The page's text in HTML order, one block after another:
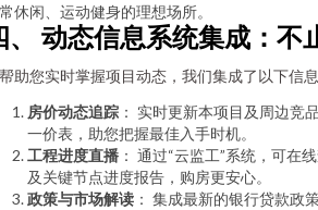
休闲、运动健身的理想场所。
、 动态信息系统集成：不
助您实时掌握项目动态，我们集成了以下信息
房价动态追踪 ： 实时更新本项目及周边竞
一价表，助您把握最佳入手时机。
工程进度直播 ： 通过“云监工”系统，可在
及关键节点进度报告，购房更安心。
政策与市场解读 ： 集成最新的银行贷款政